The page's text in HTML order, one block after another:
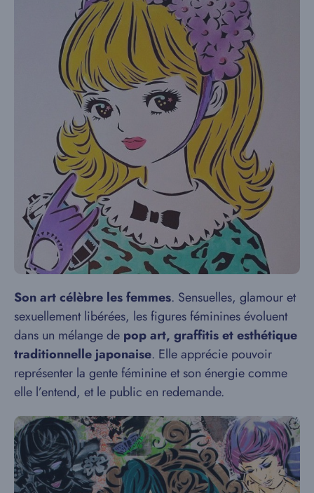
Son art célèbre les femmes. Sensuelles, glamour et
sexuellement libérées, les figures féminines évoluent
dans un mélange de pop art, graffitis et esthétique
traditionnelle japonaise. Elle apprécie pouvoir
représenter la gente féminine et son énergie comme
elle l’entend, et le public en redemande.